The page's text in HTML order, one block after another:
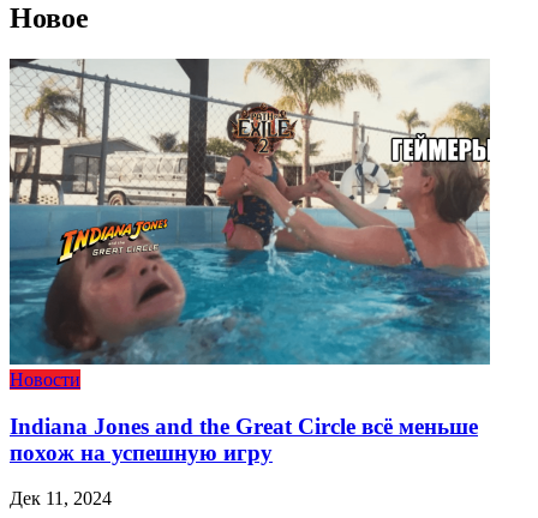
Новое
Новости
Indiana Jones and the Great Circle всё меньше
похож на успешную игру
Дек 11, 2024